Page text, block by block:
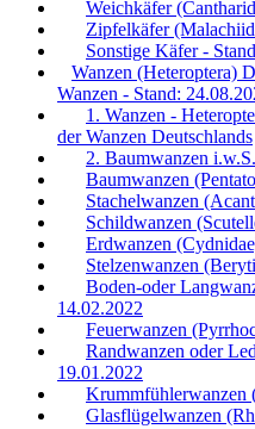
Weichkäfer
Zipfelkäfer
Sonstige Käfer -
Wanzen (Heteroptera)
Wanzen - Stand:
1. Wanzen -
der Wanzen Deutschlands
2. Baumwanzen
Baumwanzen
Stachelwanzen
Schildwanzen
Erdwanzen
Stelzenwanzen
Boden-oder
14.02.2022
Feuerwanzen
Randwanzen oder
19.01.2022
Krummfühlerwanzen
Glasflügelwanzen